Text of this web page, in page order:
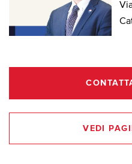
VEDI